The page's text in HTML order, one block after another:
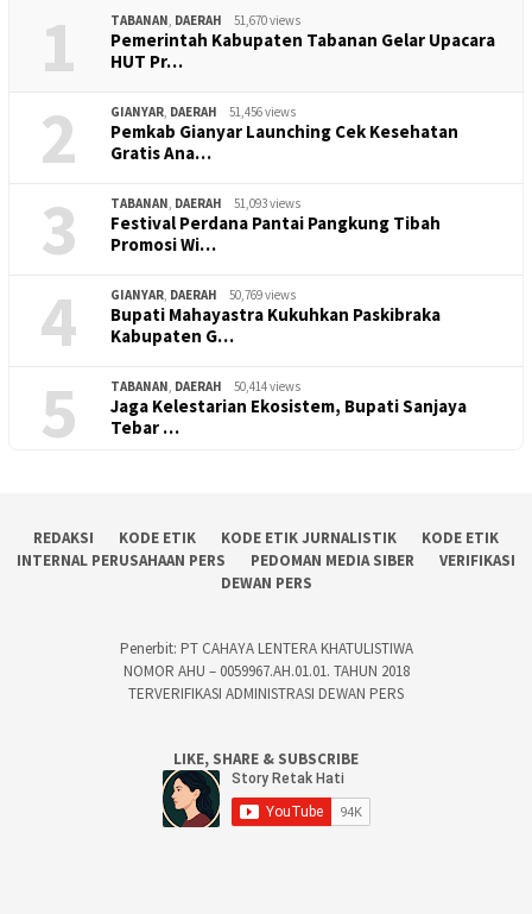
1 TABANAN, DAERAH 51,670 views
Pemerintah Kabupaten Tabanan Gelar Upacara
HUT Pr…
2 GIANYAR, DAERAH 51,456 views
Pemkab Gianyar Launching Cek Kesehatan
Gratis Ana…
3 TABANAN, DAERAH 51,093 views
Festival Perdana Pantai Pangkung Tibah
Promosi Wi…
4 GIANYAR, DAERAH 50,769 views
Bupati Mahayastra Kukuhkan Paskibraka
Kabupaten G…
5 TABANAN, DAERAH 50,414 views
Jaga Kelestarian Ekosistem, Bupati Sanjaya
Tebar …
REDAKSI KODE ETIK KODE ETIK JURNALISTIK
KODE ETIK
INTERNAL PERUSAHAAN PERS
PEDOMAN MEDIA SIBER
VERIFIKASI
DEWAN PERS
Penerbit: PT CAHAYA LENTERA KHATULISTIWA
NOMOR AHU – 0059967.AH.01.01. TAHUN 2018
TERVERIFIKASI ADMINISTRASI DEWAN PERS
LIKE, SHARE & SUBSCRIBE